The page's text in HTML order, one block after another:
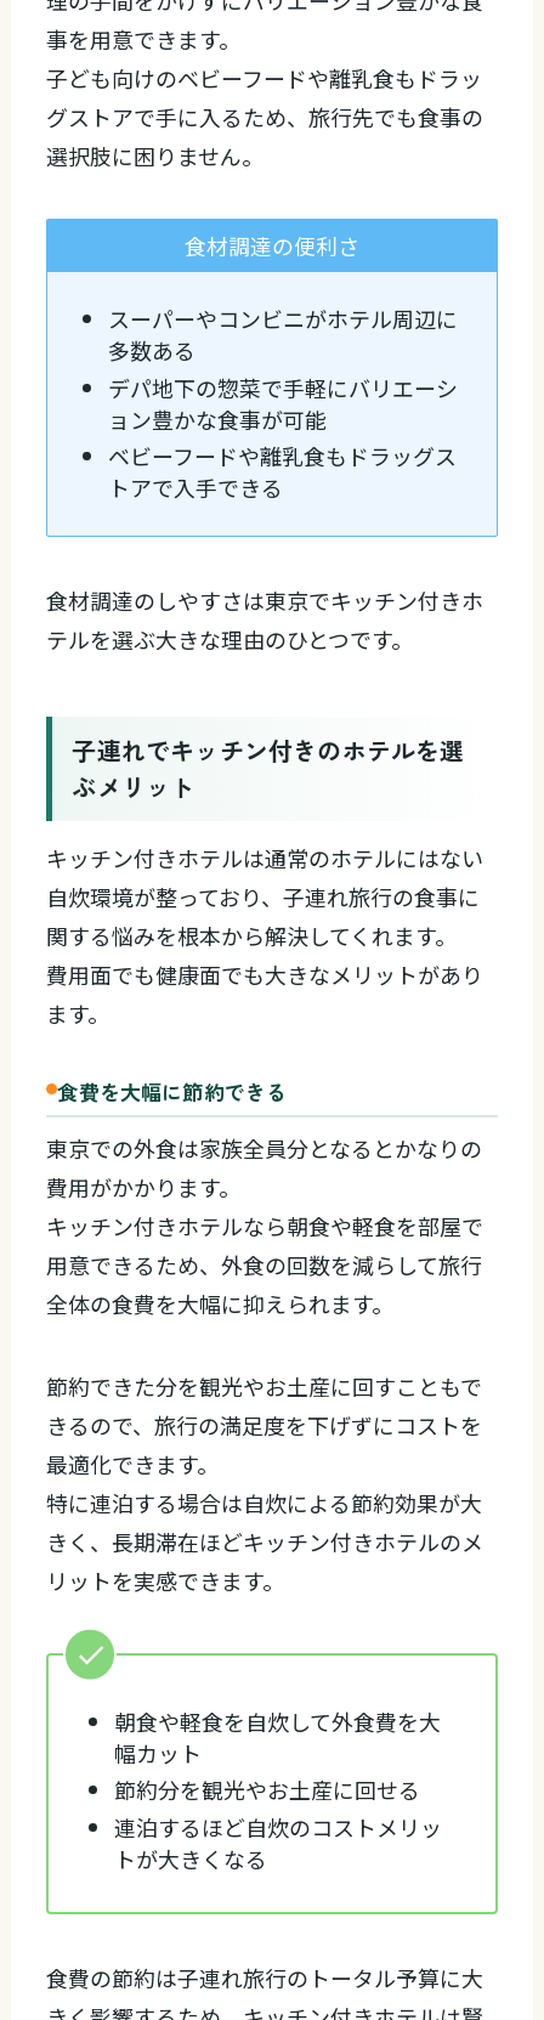
事を用意できます。
子ども向けのベビーフードや離乳食もドラッ
グストアで手に入るため、旅行先でも食事の
選択肢に困りません。
食材調達の便利さ
スーパーやコンビニがホテル周辺に
多数ある
デパ地下の惣菜で手軽にバリエーシ
ョン豊かな食事が可能
ベビーフードや離乳食もドラッグス
トアで入手できる
食材調達のしやすさは東京でキッチン付きホ
テルを選ぶ大きな理由のひとつです。
子連れでキッチン付きのホテルを選
ぶメリット
キッチン付きホテルは通常のホテルにはない
自炊環境が整っており、子連れ旅行の食事に
関する悩みを根本から解決してくれます。
費用面でも健康面でも大きなメリットがあり
ます。
食費を大幅に節約できる
東京での外食は家族全員分となるとかなりの
費用がかかります。
キッチン付きホテルなら朝食や軽食を部屋で
用意できるため、外食の回数を減らして旅行
全体の食費を大幅に抑えられます。
節約できた分を観光やお土産に回すこともで
きるので、旅行の満足度を下げずにコストを
最適化できます。
特に連泊する場合は自炊による節約効果が大
きく、長期滞在ほどキッチン付きホテルのメ
リットを実感できます。
朝食や軽食を自炊して外食費を大
幅カット
節約分を観光やお土産に回せる
連泊するほど自炊のコストメリッ
トが大きくなる
食費の節約は子連れ旅行のトータル予算に大